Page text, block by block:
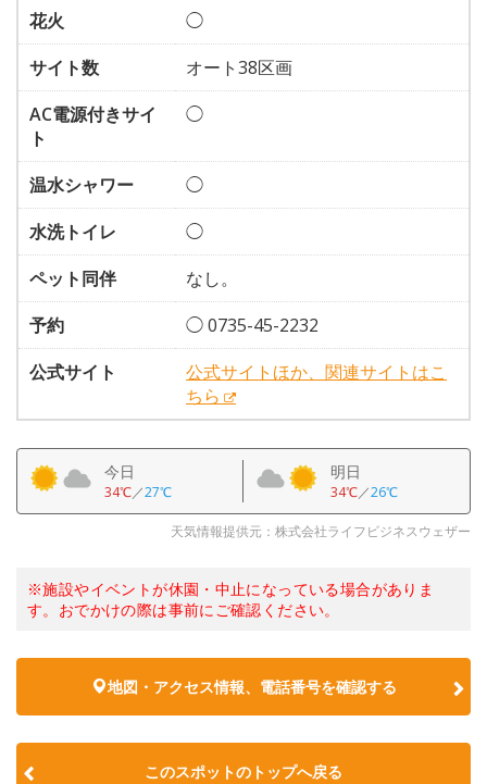
花火
◯
サイト数
オート38区画
AC電源付きサイ
ト
◯
温水シャワー
◯
水洗トイレ
◯
ペット同伴
なし。
予約
◯ 0735-45-2232
公式サイト
公式サイトほか、関連サイトはこ
ちら
今日
34℃／27℃
明日
34℃／26℃
天気情報提供元：株式会社ライフビジネスウェザー
※施設やイベントが休園・中止になっている場合がありま
す。おでかけの際は事前にご確認ください。
地図・アクセス情報、電話番号を確認する
このスポットのトップへ戻る